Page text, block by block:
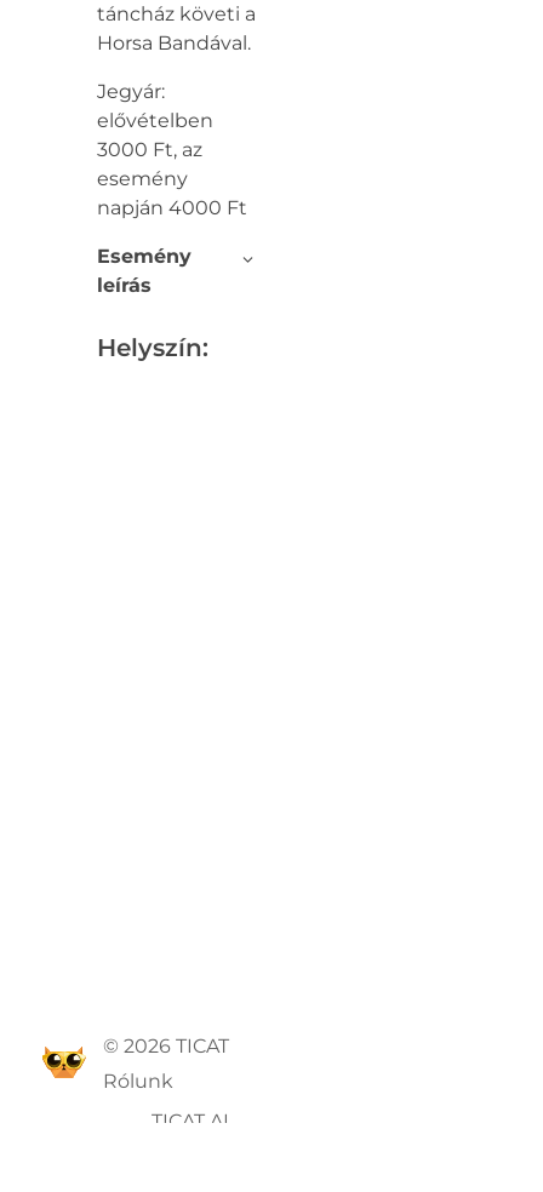
táncház követi a
Horsa Bandával.
Jegyár:
elővételben
3000 Ft, az
esemény
napján 4000 Ft
Esemény
leírás
Helyszín:
© 2026 TICAT
Rólunk
TICAT AI